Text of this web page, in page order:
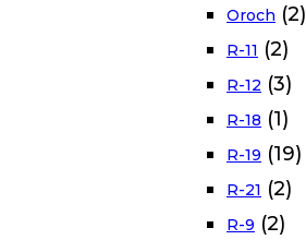
Oroch (2)
R-11 (2)
R-12 (3)
R-18 (1)
R-19 (19)
R-21 (2)
R-9 (2)